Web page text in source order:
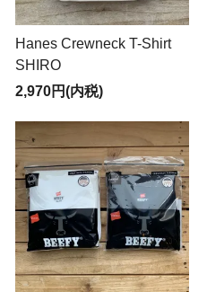
Hanes Crewneck T-Shirt
SHIRO
2,970円(内税)